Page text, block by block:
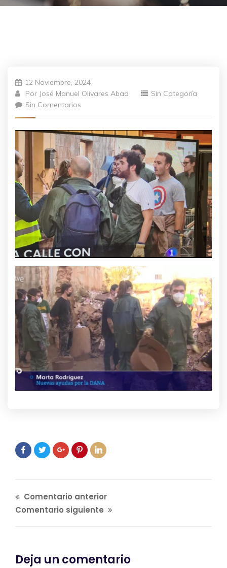
12 Noviembre, 2024
Por José Manuel Olivares Abad
Sin Categoría
Sin Comentarios
Comentario anterior
Comentario siguiente
Deja un comentario